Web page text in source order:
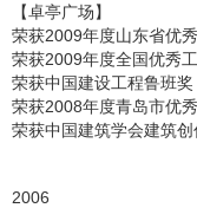
【卓亭广场】
荣获2009年度山东省优
荣获2009年度全国优秀
荣获中国建设工程鲁班奖
荣获2008年度青岛市优
荣获中国建筑学会建筑
2006